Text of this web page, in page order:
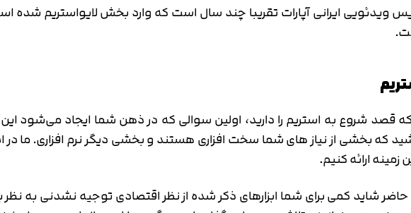
قصد شروع به استریم را دارید، اولین سوالی که در ذهن شما ایجاد می‌‌شود
که بخشی از نیاز های شما سخت افزاری هستند و بخشی دیگر نرم افزاری. ما
ارائه کنیم.
شاید کمی برای شما ابزارهای ذکر شده از نظر اقتصادی توجیه نشدنی به نظر
تایید کد
کد ارسال شده را وارد کنید
اصلاح شماره
دریافت مجدد کد:00:59